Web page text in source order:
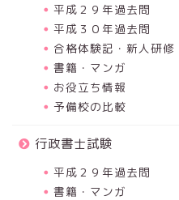
平成２９年過去問
平成３０年過去問
合格体験記・新人研修
書籍・マンガ
お役立ち情報
予備校の比較
行政書士試験
平成２９年過去問
書籍・マンガ